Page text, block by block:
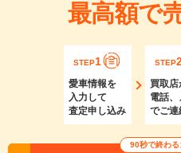
最高額で
STEP1
愛車情報を
入力して
査定申し込み
STEP
買取店
電話、
でご連
90秒で終わる